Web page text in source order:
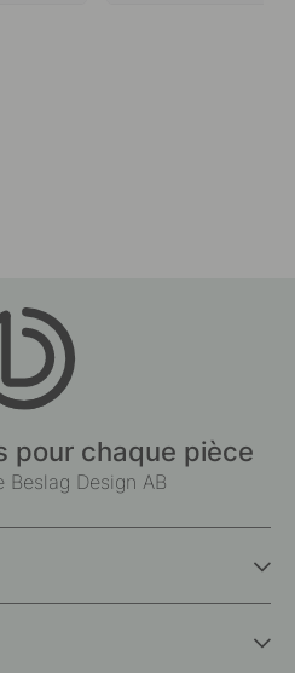
pour chaque pièce
Design AB